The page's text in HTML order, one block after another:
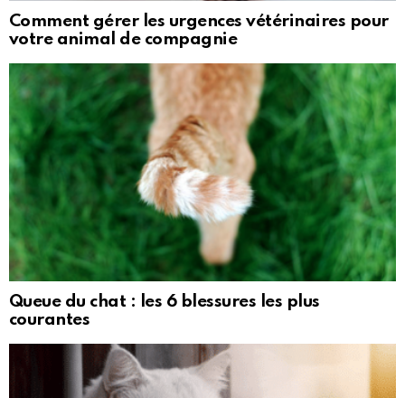
Comment gérer les urgences vétérinaires pour
votre animal de compagnie
Queue du chat : les 6 blessures les plus
courantes